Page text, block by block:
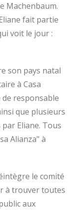
Machenbaum.
fait partie
voit le jour :
son pays natal
à Casa
de responsable
que plusieurs
Eliane. Tous
Alianza" à
le comité
à trouver toutes
aux